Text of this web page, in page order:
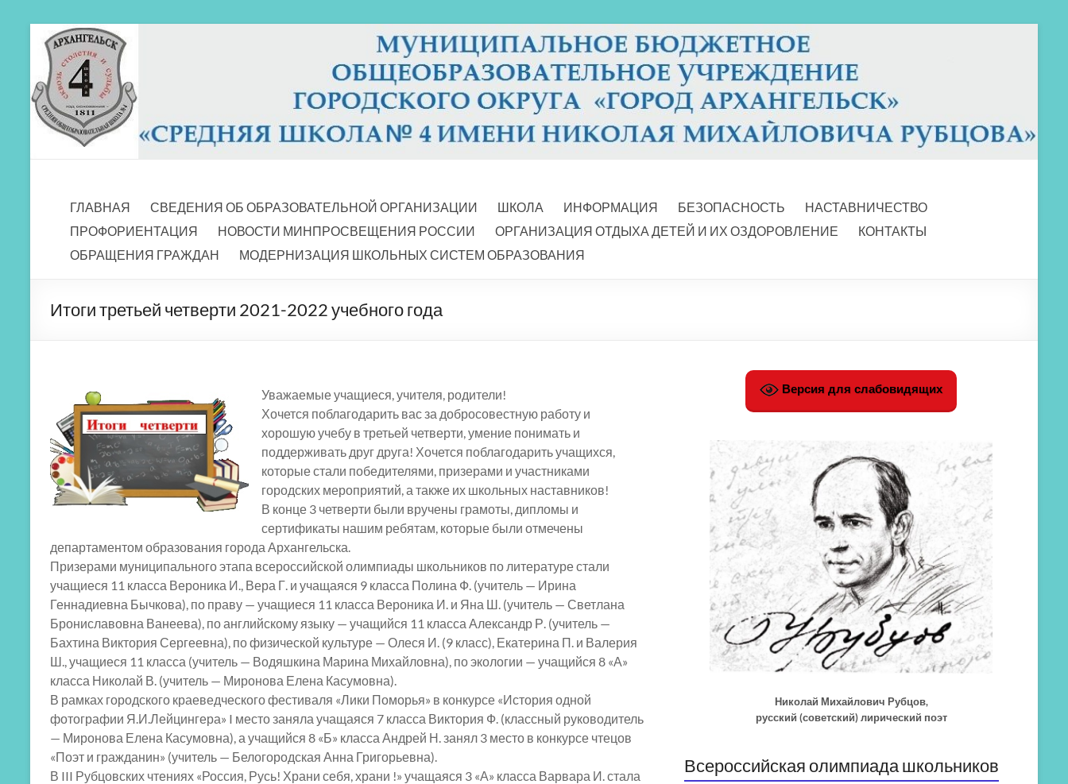
Перейти
содержимому
МБОУ СШ 4
ГЛАВНАЯ
СВЕДЕНИЯ ОБ ОБРАЗОВАТЕЛЬНОЙ ОРГАНИЗАЦИИ ШКОЛА ИНФОРМАЦИЯ БЕЗОПАСНОСТЬ
НАСТАВНИЧЕСТВО
ПРОФОРИЕНТАЦИЯ
НОВОСТИ МИНПРОСВЕЩЕНИЯ РОССИИ ОРГАНИЗАЦИЯ ОТДЫХА ДЕТЕЙ И ИХ ОЗДОРОВЛЕНИЕ
КОНТАКТЫ
ОБРАЩЕНИЯ ГРАЖДАН
МОДЕРНИЗАЦИЯ ШКОЛЬНЫХ СИСТЕМ ОБРАЗОВАНИЯ
Итоги третьей четверти 2021-2022 учебного года
Уважаемые учащиеся, учителя, родители!
Хочется поблагодарить вас за добросовестную работу и
хорошую учебу в третьей четверти, умение понимать и
поддерживать друг друга! Хочется поблагодарить учащихся,
которые стали победителями, призерами и участниками
городских мероприятий, а также их школьных наставников!
В конце 3 четверти были вручены грамоты, дипломы и
сертификаты нашим ребятам, которые были отмечены
департаментом образования города Архангельска.
Призерами муниципального этапа всероссийской олимпиады школьников по литературе стали
учащиеся 11 класса Вероника И., Вера Г. и учащаяся 9 класса Полина Ф. (учитель — Ирина
Геннадиевна Бычкова), по праву — учащиеся 11 класса Вероника И. и Яна Ш. (учитель — Светлана
Брониславовна Ванеева), по английскому языку — учащийся 11 класса Александр Р. (учитель —
Бахтина Виктория Сергеевна), по физической культуре — Олеся И. (9 класс), Екатерина П. и Валерия
Ш., учащиеся 11 класса (учитель — Водяшкина Марина Михайловна), по экологии — учащийся 8 «А»
класса Николай В. (учитель — Миронова Елена Касумовна).
В рамках городского краеведческого фестиваля «Лики Поморья» в конкурсе «История одной
фотографии Я.И.Лейцингера» I место заняла учащаяся 7 класса Виктория Ф. (классный руководитель
— Миронова Елена Касумовна), а учащийся 8 «Б» класса Андрей Н. занял 3 место в конкурсе чтецов
«Поэт и гражданин» (учитель — Белогородская Анна Григорьевна).
В III Рубцовских чтениях «Россия, Русь! Храни себя, храни !» учащаяся 3 «А» класса Варвара И. стала
Версия для слабовидящих
Николай Михайлович Рубцов,
русский (советский) лирический поэт
Всероссийская олимпиада школьников